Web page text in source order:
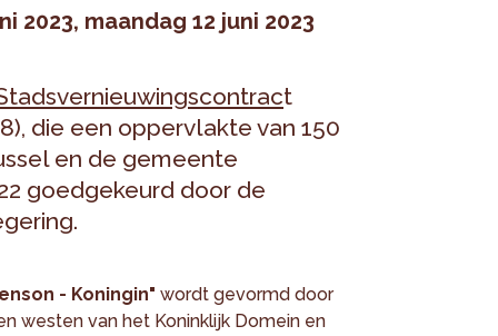
2023 maandag 12 juni 2023
t
die een oppervlakte van 150
en de gemeente
goedgekeurd door de
- Koningin" wordt gevormd door
westen van het Koninklijk Domein en